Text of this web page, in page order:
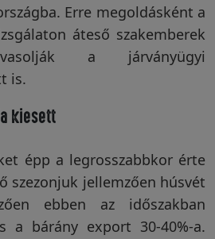
Erre megoldásként a
áteső szakemberek
a járványügyi
is.
kiesett
épp a legrosszabbkor érte
szezonjuk jellemzően húsvét
ebben az időszakban
a bárány export 30-40%-a.